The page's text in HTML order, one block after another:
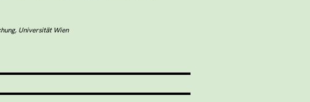
Universität Wien